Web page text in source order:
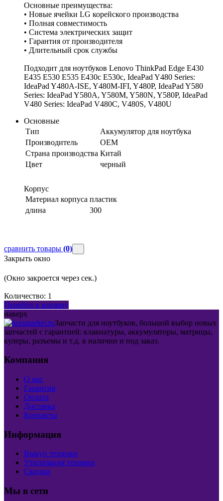
Основные преимущества:
• Новые ячейки LG корейского производства
• Полная совместимость
• Система электрических защит
• Гарантия от производителя
• Длительный срок службы
Подходит для ноутбуков Lenovo ThinkPad Edge E430
E435 E530 E535 E430c E530c, IdeaPad Y480 Series:
IdeaPad Y480A-ISE, Y480M-IFI, Y480P, IdeaPad Y580
Series: IdeaPad Y580A, Y580M, Y580N, Y580P, IdeaPad
V480 Series: IdeaPad V480C, V480S, V480U
Основные
Тип
Аккумулятор для ноутбука
Производитель
OEM
Страна производства Китай
Цвет
черный
Корпус
Материал корпуса пластик
длина
300
сравнить товары (0)
Закрыть окно
(Окно закроется через сек.)
Количество: 1
Перейти в корзину
наверх
Запчасти для ноутбуков, большой выбор новых
запчастей с гарантией: клавиатуры, аккумуляторы, матрицы,
кулеры, разъемы и т.д. в наличии и под заказ.
Компания
О нас
Гарантия
Оплата
Доставка
Контакты
Информация
Выкуп техники
Утилизация техники
Скидки
Мы в сети